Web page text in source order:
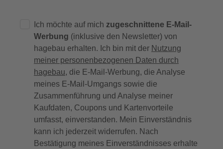
Ich möchte auf mich zugeschnittene E-Mail-
Werbung (inklusive den Newsletter) von
hagebau erhalten. Ich bin mit der Nutzung
meiner personenbezogenen Daten durch
hagebau, die E-Mail-Werbung, die Analyse
meines E-Mail-Umgangs sowie die
Zusammenführung und Analyse meiner
Kaufdaten, Coupons und Kartenvorteile
umfasst, einverstanden. Mein Einverständnis
kann ich jederzeit widerrufen. Nach
Bestätigung meines Einverständnisses erhalte